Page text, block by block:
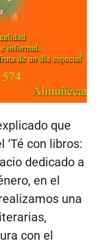
que
‘Té con libros:
dedicado a
en el
una
con el